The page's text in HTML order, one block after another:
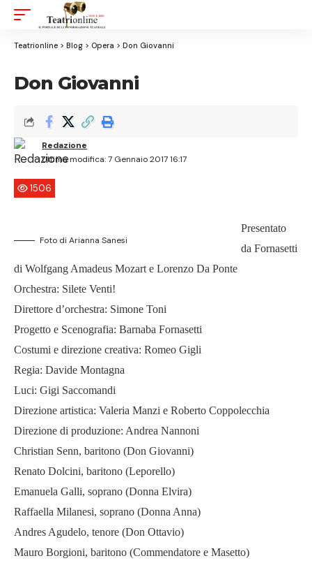
Teatrionline > Blog > Opera > Don Giovanni
Don Giovanni
Ultima modifica: 7 Gennaio 2017 16:17
Redazione
1506
Foto di Arianna Sanesi
Presentato
da Fornasetti
di Wolfgang Amadeus Mozart e Lorenzo Da Ponte
Orchestra: Silete Venti!
Direttore d’orchestra: Simone Toni
Progetto e Scenografia: Barnaba Fornasetti
Costumi e direzione creativa: Romeo Gigli
Regia: Davide Montagna
Luci: Gigi Saccomandi
Direzione artistica: Valeria Manzi e Roberto Coppolecchia
Direzione di produzione: Andrea Nannoni
Christian Senn, baritono (Don Giovanni)
Renato Dolcini, baritono (Leporello)
Emanuela Galli, soprano (Donna Elvira)
Raffaella Milanesi, soprano (Donna Anna)
Andres Agudelo, tenore (Don Ottavio)
Mauro Borgioni, baritono (Commendatore e Masetto)